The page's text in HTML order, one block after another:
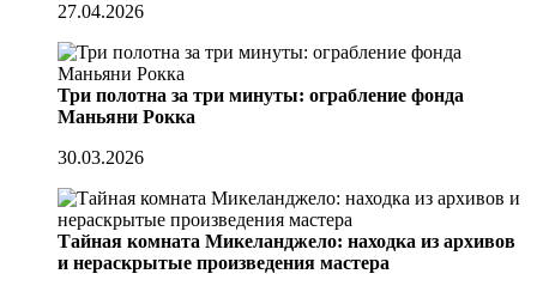
27.04.2026
Три полотна за три минуты: ограбление фонда
Маньяни Рокка
30.03.2026
Тайная комната Микеланджело: находка из архивов
и нераскрытые произведения мастера